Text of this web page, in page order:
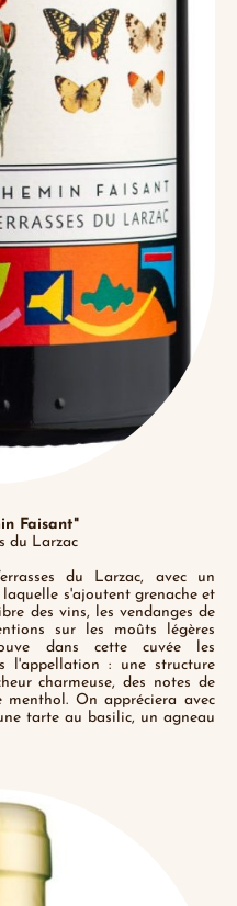
Faisant"
du Larzac
du Larzac, avec un
s'ajoutent grenache et
des vins, les vendanges de
sur les moûts légères
dans cette cuvée les
l'appellation : une structure
charmeuse, des notes de
On appréciera avec
tarte au basilic, un agneau